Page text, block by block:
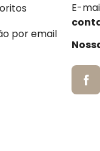
por email
E-